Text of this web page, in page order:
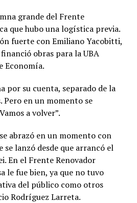
grande del Frente
que hubo una logística previa.
fuerte con Emiliano Yacobitti,
obras para la UBA
Economía.
por su cuenta, separado de la
en un momento se
a volver”.
abrazó en un momento con
lanzó desde que arrancó el
En el Frente Renovador
le fue bien, ya que no tuvo
del público como otros
Rodríguez Larreta.